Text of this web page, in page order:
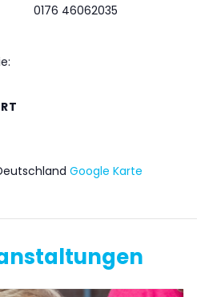
Google Karte
0176 46062035